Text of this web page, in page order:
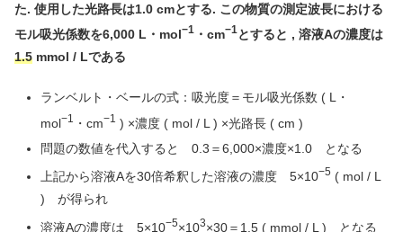
た. 使用した光路長は1.0 cmとする. この物質の測定波長における
モル吸光係数を6,000 L・mol−1 ・cm−1とすると , 溶液Aの濃度は
1.5 mmol / Lである
ランベルト・ベールの式：吸光度＝モル吸光係数 ( L・
mol−1 ・cm−1
) ×濃度 ( mol / L ) ×光路長 ( cm )
問題の数値を代入すると 0.3＝6,000×濃度×1.0 となる
上記から溶液Aを30倍希釈した溶液の濃度 5×10−5 ( mol / L
) が得られ
溶液Aの濃度は 5×10−5×103×30＝1.5 ( mmol / L ) となる